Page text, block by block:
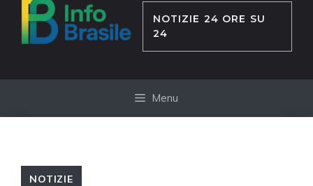
contenuto
NOTIZIE 24 ORE SU
24
Menu
NOTIZIE